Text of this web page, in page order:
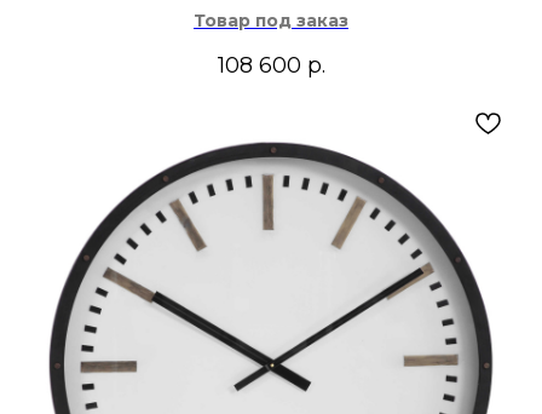
Товар под заказ
108 600 р.